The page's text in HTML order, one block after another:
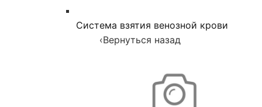
Система взятия венозной крови
‹Вернуться назад